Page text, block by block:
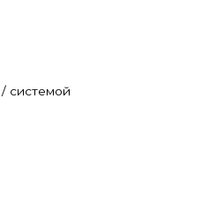
системой